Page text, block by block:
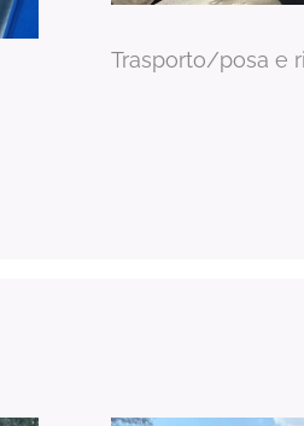
Trasporto/posa e